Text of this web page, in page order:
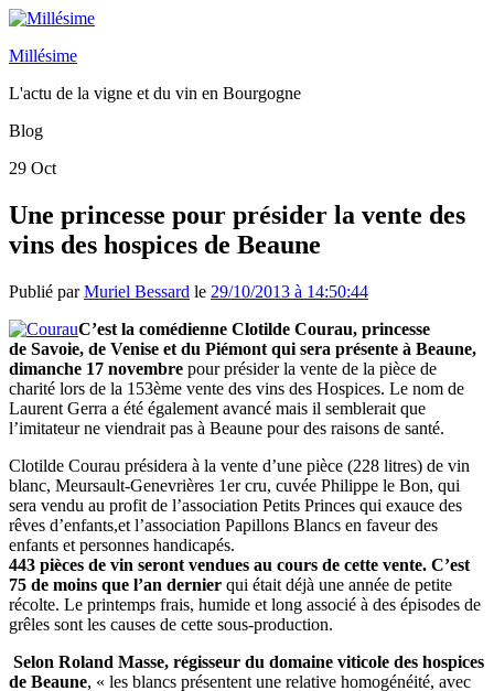
Millésime
L'actu de la vigne et du vin en Bourgogne
Blog
29 Oct
Une princesse pour présider la vente des
vins des hospices de Beaune
Publié parMuriel Bessard le 29/10/2013 à 14:50:44
C’est la comédienne Clotilde Courau, princesse
de Savoie, de Venise et du Piémont qui sera présente à Beaune,
dimanche 17 novembre pour présider la vente de la pièce de
charité lors de la 153ème vente des vins des Hospices. Le nom de
Laurent Gerra a été également avancé mais il semblerait que
l’imitateur ne viendrait pas à Beaune pour des raisons de santé.
Clotilde Courau présidera à la vente d’une pièce (228 litres) de vin
blanc, Meursault-Genevrières 1er cru, cuvée Philippe le Bon, qui
sera vendu au profit de l’association Petits Princes qui exauce des
rêves d’enfants,et l’association Papillons Blancs en faveur des
enfants et personnes handicapés.
443 pièces de vin seront vendues au cours de cette vente. C’est
75 de moins que l’an dernier qui était déjà une année de petite
récolte. Le printemps frais, humide et long associé à des épisodes de
grêles sont les causes de cette sous-production.
Selon Roland Masse, régisseur du domaine viticole des hospices
de Beaune, « les blancs présentent une relative homogénéité, avec